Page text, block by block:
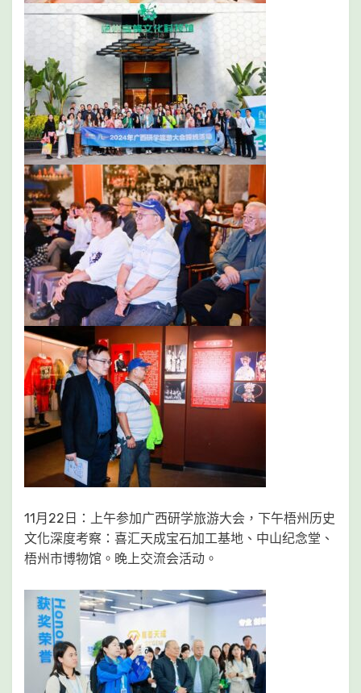
11月22日：上午参加广西研学旅游大会，下午梧州历史
文化深度考察：喜汇天成宝石加工基地、中山纪念堂、
梧州市博物馆。晚上交流会活动。